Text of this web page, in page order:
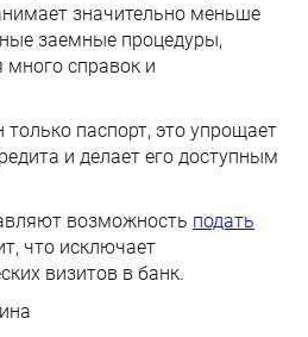
значительно меньше
заемные процедуры,
много справок и
паспорт, это упрощает
и делает его доступным
возможность подать
что исключает
визитов в банк.